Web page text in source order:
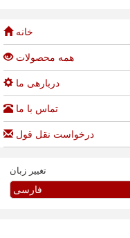
خانه
همه محصولات
دربارهی ما
تماس با ما
درخواست نقل قول
تغییر زبان